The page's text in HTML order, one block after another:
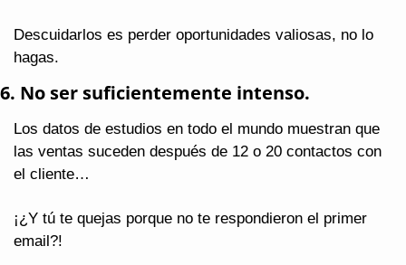
Descuidarlos es perder oportunidades valiosas, no lo
hagas.
6. No ser suficientemente intenso.
Los datos de estudios en todo el mundo muestran que
las ventas suceden después de 12 o 20 contactos con
el cliente…
¡¿Y tú te quejas porque no te respondieron el primer
email?!